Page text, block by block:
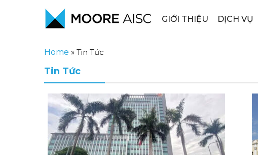
GIỚI THIỆU DỊCH VỤ
Home » Tin Tức
Tin Tức